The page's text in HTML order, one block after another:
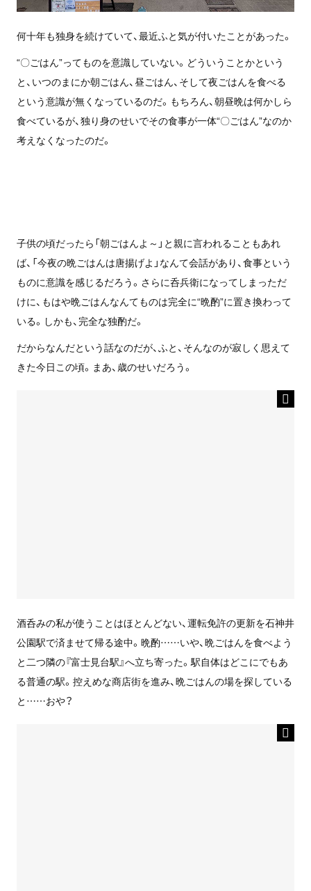
何十年も独身を続けていて、最近ふと気が付いたことがあった。
“〇ごはん”ってものを意識していない。どういうことかという
と、いつのまにか朝ごはん、昼ごはん、そして夜ごはんを食べる
という意識が無くなっているのだ。もちろん、朝昼晩は何かしら
食べているが、独り身のせいでその食事が一体“〇ごはん”なのか
考えなくなったのだ。
子供の頃だったら「朝ごはんよ～」と親に言われることもあれ
ば、「今夜の晩ごはんは唐揚げよ」なんて会話があり、食事という
ものに意識を感じるだろう。さらに呑兵衛になってしまっただ
けに、もはや晩ごはんなんてものは完全に“晩酌”に置き換わって
いる。しかも、完全な独酌だ。
だからなんだという話なのだが、ふと、そんなのが寂しく思えて
きた今日この頃。まあ、歳のせいだろう。
酒呑みの私が使うことはほとんどない、運転免許の更新を石神井
公園駅で済ませて帰る途中。晩酌……いや、晩ごはんを食べよう
と二つ隣の『富士見台駅』へ立ち寄った。駅自体はどこにでもあ
る普通の駅。控えめな商店街を進み、晩ごはんの場を探している
と……おや？